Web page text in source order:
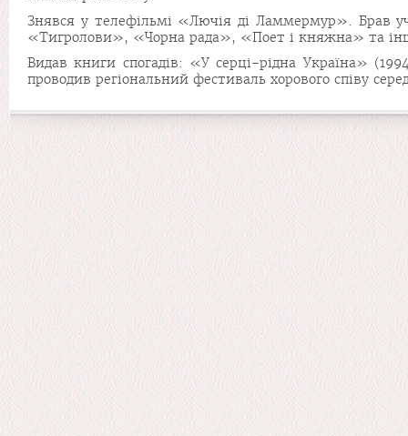
Знявся у телефільмі «Лючія ді Ламмермур». Брав
«Тигролови», «Чорна рада», «Поет і княжна» та
Видав книги спогадів: «У серці-рідна Україна»
проводив регіональний фестиваль хорового співу